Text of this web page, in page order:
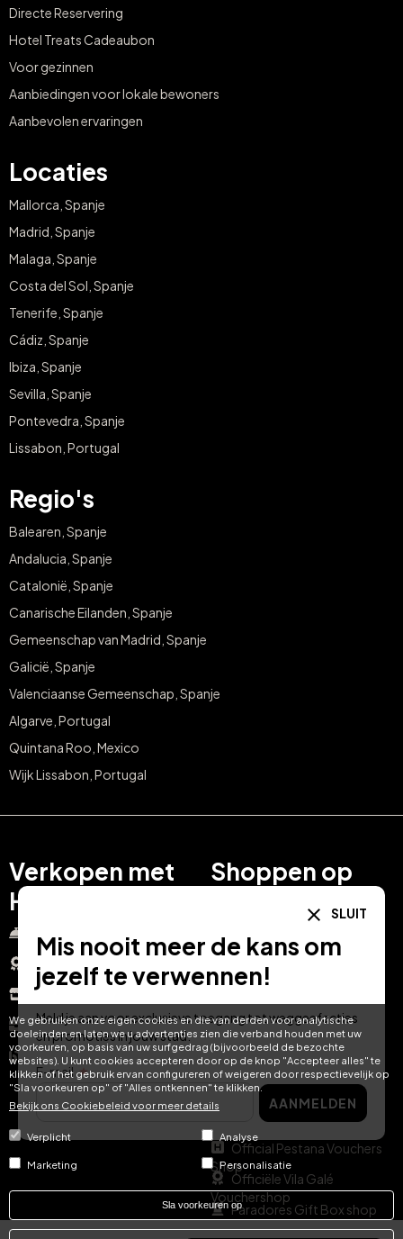
We gebruiken onze eigen cookies en die van derden voor analytische
doeleinden en laten we u advertenties zien die verband houden met uw
voorkeuren, op basis van uw surfgedrag (bijvoorbeeld de bezochte
websites). U kunt cookies accepteren door op de knop "Accepteer alles" te
klikken of het gebruik ervan configureren of weigeren door respectievelijk op
"Sla voorkeuren op" of "Alles ontkennen" te klikken.
Bekijk ons ​​Cookiebeleid voor meer details
Verplicht Analyse
Marketing Personalisatie
Sla voorkeuren op
Directe Reservering
Hotel Treats Cadeaubon
Voor gezinnen
Aanbiedingen voor lokale bewoners
Aanbevolen ervaringen
Locaties
Mallorca, Spanje
Madrid, Spanje
Malaga, Spanje
Costa del Sol, Spanje
Tenerife, Spanje
Cádiz, Spanje
Ibiza, Spanje
Sevilla, Spanje
Pontevedra, Spanje
Lissabon, Portugal
Regio's
Balearen, Spanje
Andalucia, Spanje
Catalonië, Spanje
Canarische Eilanden, Spanje
Gemeenschap van Madrid, Spanje
Galicië, Spanje
Valenciaanse Gemeenschap, Spanje
Algarve, Portugal
Quintana Roo, Mexico
Wijk Lissabon, Portugal
Verkopen met
Hotel Treats
Onderscheidingen
Vraag een demo aan
Vacatures
Zakelijke blog
Shoppen op
Relatiegeschenken
Veelgestelde vragen
Blog
Beheer uw voucher
Contact
Official Pestana Vouchers
Shop
Officiële Vila Galé
Vouchershop
Paradores Gift Box shop
SLUIT
Mis nooit meer de kans om
jezelf te verwennen!
Meld je aan voor exclusieve toegang tot weggeefacties
en promoties in jouw stad.
E-mail
AANMELDEN